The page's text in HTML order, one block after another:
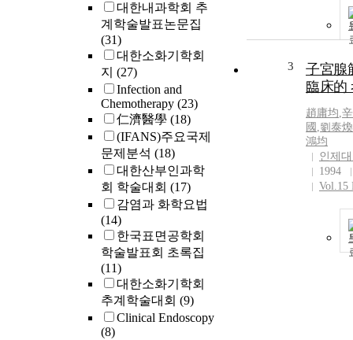
대한내과학회 추
계학술발표논문집
(31)
대한소화기학회
지 (27)
Infection and
Chemotherapy (23)
仁濟醫學 (18)
(IFANS)주요국제
문제분석 (18)
대한산부인과학
회 학술대회 (17)
감염과 화학요법
(14)
한국표면공학회
학술발표회 초록집
(11)
대한소화기학회
추계학술대회 (9)
Clinical Endoscopy
(8)
3
子宮腺
臨床的
趙庸均,
國 ,劉泰煥
鴻均
인제
1994
Vol.15